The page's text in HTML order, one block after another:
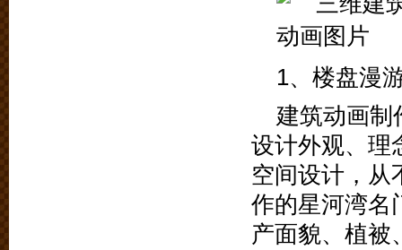
1、楼盘漫
建筑动画制
设计外观、理
空间设计，从
作的星河湾名
产面貌、植被